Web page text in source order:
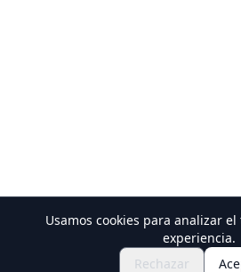
Descubre Festivales y
Consigue Entradas
Usamos cookies para analizar
experiencia.
Rechazar